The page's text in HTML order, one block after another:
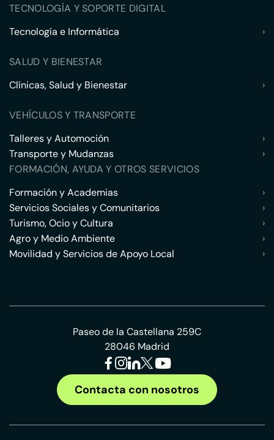
TECNOLOGÍA Y SOPORTE DIGITAL
Tecnología e Informática
›
SALUD Y BIENESTAR
Clínicas, Salud y Bienestar
›
VEHÍCULOS Y TRANSPORTE
Talleres y Automoción
›
Transporte y Mudanzas
›
FORMACIÓN, AYUDA Y OTROS SERVICIOS
Formación y Academias
›
Servicios Sociales y Comunitarios
›
Turismo, Ocio y Cultura
›
Agro y Medio Ambiente
›
Movilidad y Servicios de Apoyo Local
›
Paseo de la Castellana 259C
28046 Madrid
Contacta con nosotros